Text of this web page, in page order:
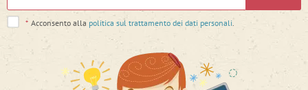
* Acconsento alla politica sul trattamento dei dati personali